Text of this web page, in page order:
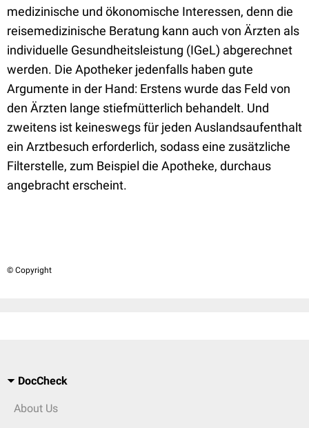
medizinische und ökonomische Interessen, denn die
reisemedizinische Beratung kann auch von Ärzten als
individuelle Gesundheitsleistung (IGeL) abgerechnet
werden. Die Apotheker jedenfalls haben gute
Argumente in der Hand: Erstens wurde das Feld von
den Ärzten lange stiefmütterlich behandelt. Und
zweitens ist keineswegs für jeden Auslandsaufenthalt
ein Arztbesuch erforderlich, sodass eine zusätzliche
Filterstelle, zum Beispiel die Apotheke, durchaus
angebracht erscheint.
© Copyright
DocCheck
About Us